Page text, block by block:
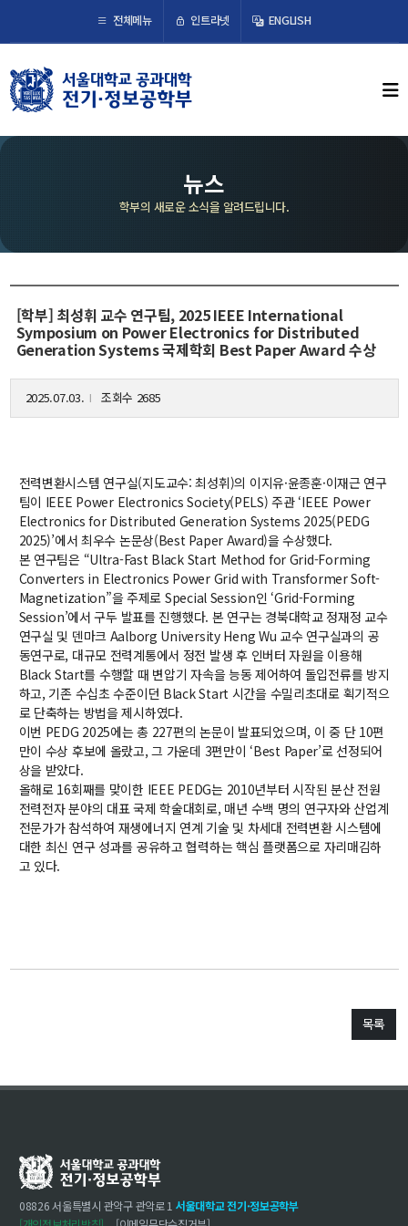
전체메뉴 인트라넷 ENGLISH ×
학부뉴스
뉴스
학부장 인사말
연혁
조직도
오시는 길
교수/연구
명예교수 및 전직교수
역대학부장
연구실/연구소
연구실
연구소
세미나 영상
e-TEC Talks
전기정보세미나
교육
학부
교과과정
교과목이수규정
대학원
교과과정
교과목이수규정
커뮤니티
입시
뉴스
학부의 새로운 소식을 알려드립니다.
[학부] 최성휘 교수 연구팀, 2025 IEEE International
Symposium on Power Electronics for Distributed
Generation Systems 국제학회 Best Paper Award 수상
2025.07.03. 조회수 2685
전력변환시스템 연구실(지도교수: 최성휘)의 이지유·윤종훈·이재근 연구
팀이 IEEE Power Electronics Society(PELS) 주관 ‘IEEE Power
Electronics for Distributed Generation Systems 2025(PEDG
2025)’에서 최우수 논문상(Best Paper Award)을 수상했다.
본 연구팀은 “Ultra-Fast Black Start Method for Grid-Forming
Converters in Electronics Power Grid with Transformer Soft-
Magnetization”을 주제로 Special Session인 ‘Grid-Forming
Session’에서 구두 발표를 진행했다. 본 연구는 경북대학교 정재정 교수
연구실 및 덴마크 Aalborg University Heng Wu 교수 연구실과의 공
동연구로, 대규모 전력계통에서 정전 발생 후 인버터 자원을 이용해
Black Start를 수행할 때 변압기 자속을 능동 제어하여 돌입전류를 방지
하고, 기존 수십초 수준이던 Black Start 시간을 수밀리초대로 획기적으
로 단축하는 방법을 제시하였다.
이번 PEDG 2025에는 총 227편의 논문이 발표되었으며, 이 중 단 10편
만이 수상 후보에 올랐고, 그 가운데 3편만이 ‘Best Paper’로 선정되어
상을 받았다.
올해로 16회째를 맞이한 IEEE PEDG는 2010년부터 시작된 분산 전원
전력전자 분야의 대표 국제 학술대회로, 매년 수백 명의 연구자와 산업계
전문가가 참석하여 재생에너지 연계 기술 및 차세대 전력변환 시스템에
대한 최신 연구 성과를 공유하고 협력하는 핵심 플랫폼으로 자리매김하
고 있다.
목록
08826 서울특별시 관악구 관악로 1 서울대학교 전기·정보공학부